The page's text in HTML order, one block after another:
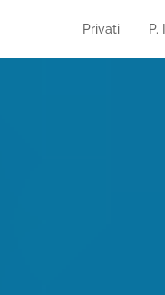
Privati P.